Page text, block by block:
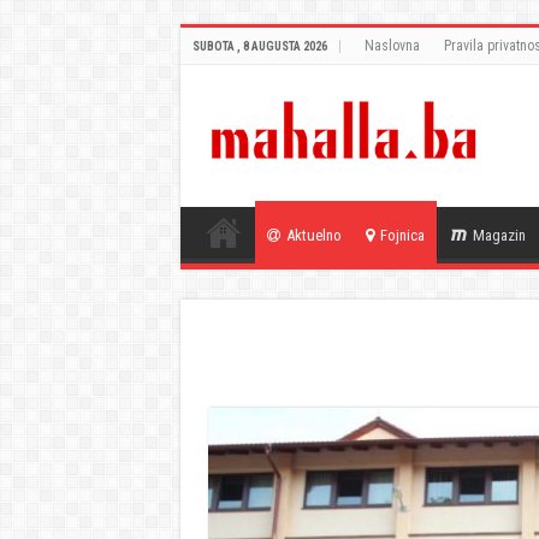
SUBOTA , 8 AUGUSTA 2026 Naslovna Pravila
Aktuelno Fojnica Magazin